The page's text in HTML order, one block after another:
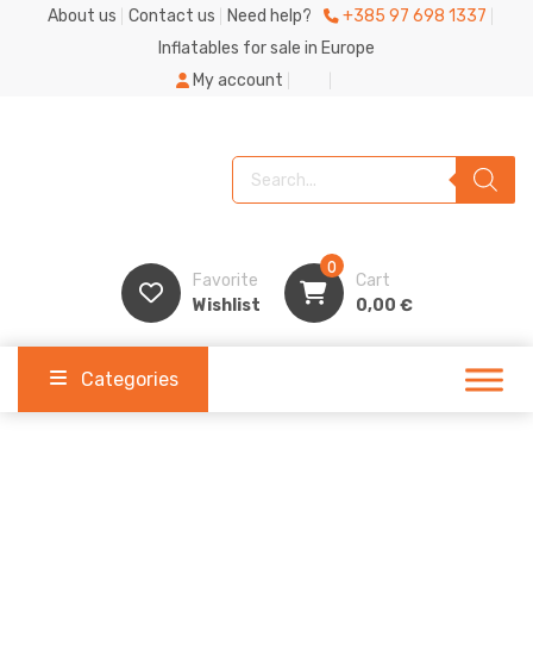
About us Contact us Need help?
+385 97 698 1337
Inflatables for sale in Europe
My account
Products search
Favorite
Wishlist
0
Cart
0,00 €
Categories